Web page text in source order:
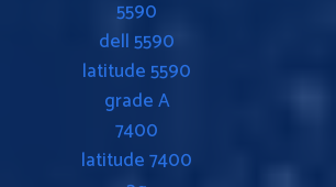
5590
dell 5590
latitude 5590
grade A
7400
latitude 7400